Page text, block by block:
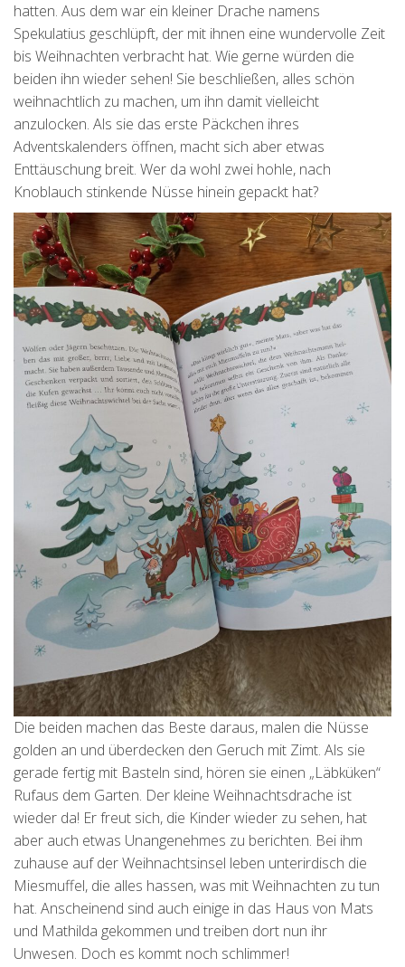
hatten. Aus dem war ein kleiner Drache namens
Spekulatius geschlüpft, der mit ihnen eine wundervolle Zeit
bis Weihnachten verbracht hat. Wie gerne würden die
beiden ihn wieder sehen! Sie beschließen, alles schön
weihnachtlich zu machen, um ihn damit vielleicht
anzulocken. Als sie das erste Päckchen ihres
Adventskalenders öffnen, macht sich aber etwas
Enttäuschung breit. Wer da wohl zwei hohle, nach
Knoblauch stinkende Nüsse hinein gepackt hat?
Die beiden machen das Beste daraus, malen die Nüsse
golden an und überdecken den Geruch mit Zimt. Als sie
gerade fertig mit Basteln sind, hören sie einen „Läbküken“
Rufaus dem Garten. Der kleine Weihnachtsdrache ist
wieder da! Er freut sich, die Kinder wieder zu sehen, hat
aber auch etwas Unangenehmes zu berichten. Bei ihm
zuhause auf der Weihnachtsinsel leben unterirdisch die
Miesmuffel, die alles hassen, was mit Weihnachten zu tun
hat. Anscheinend sind auch einige in das Haus von Mats
und Mathilda gekommen und treiben dort nun ihr
Unwesen. Doch es kommt noch schlimmer!